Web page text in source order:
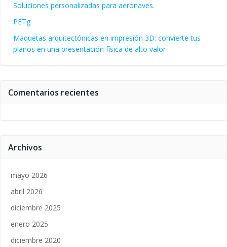
Soluciones personalizadas para aeronaves.
PETg
Maquetas arquitectónicas en impresión 3D: convierte tus
planos en una presentación física de alto valor
Comentarios recientes
Archivos
mayo 2026
abril 2026
diciembre 2025
enero 2025
diciembre 2020